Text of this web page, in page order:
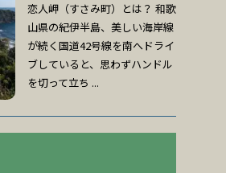
恋人岬（すさみ町）とは？ 和歌
山県の紀伊半島、美しい海岸線
が続く国道42号線を南へドライ
ブしていると、思わずハンドル
を切って立ち ...